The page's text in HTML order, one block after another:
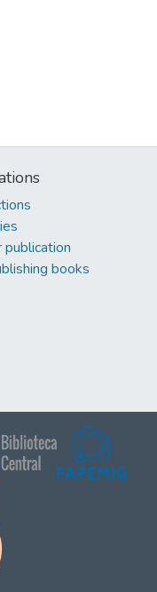
publication
books